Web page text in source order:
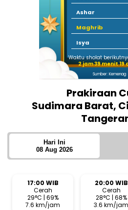
Ashar
Maghrib
Isya
Waktu sholat
2 jam 39 menit 18
Sumber: Kemenag
Prakiraan
Sudimara Barat,
Hari Ini
08 Aug 2026
17:00 WIB
Cerah
29°C | 69%
7.6 km/jam
20:00 WIB
Cerah
28°C | 68%
3.6 km/jam